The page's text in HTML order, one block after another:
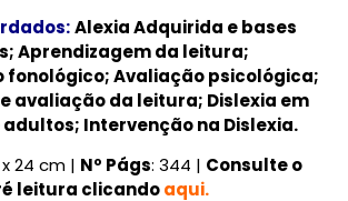
Alexia Adquirida e bases
Aprendizagem da leitura;
fonológico; Avaliação psicológica;
avaliação da leitura; Dislexia em
Intervenção na Dislexia.
x 24 cm | Nº Págs: 344 | Consulte o
leitura clicandoaqui.